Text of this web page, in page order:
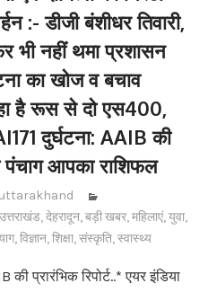
:- डीजी बंशीधर तिवारी,
भी नहीं थमा प्रशासन
का खोज व बचाव
है रूस से दो एस400,
दुर्घटना: AAIB की
पंचाग आपका राशिफल
उत्तराखंड,देहरादून,बड़ी खबर,महिलाएं,युवा,
,विज्ञान,शिक्षा,संस्कृति,स्वास्थ्य
प्रारंभिक रिपोर्ट..* एयर इंडिया